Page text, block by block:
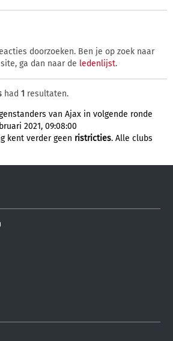
doorzoeken. Ben je op zoek naar
ga dan naar de ledenlijst.
had 1 resultaten.
van Ajax in volgende ronde
2021, 09:08:00
kent verder geen ristricties. Alle clubs